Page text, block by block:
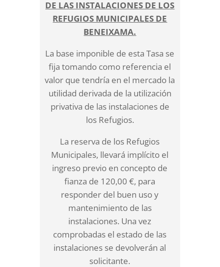
DE LAS INSTALACIONES DE LOS
REFUGIOS MUNICIPALES DE
BENEIXAMA.
La base imponible de esta Tasa se
fija tomando como referencia el
valor que tendría en el mercado la
utilidad derivada de la utilización
privativa de las instalaciones de
los Refugios.
La reserva de los Refugios
Municipales, llevará implícito el
ingreso previo en concepto de
fianza de 120,00 €, para
responder del buen uso y
mantenimiento de las
instalaciones. Una vez
comprobadas el estado de las
instalaciones se devolverán al
solicitante.